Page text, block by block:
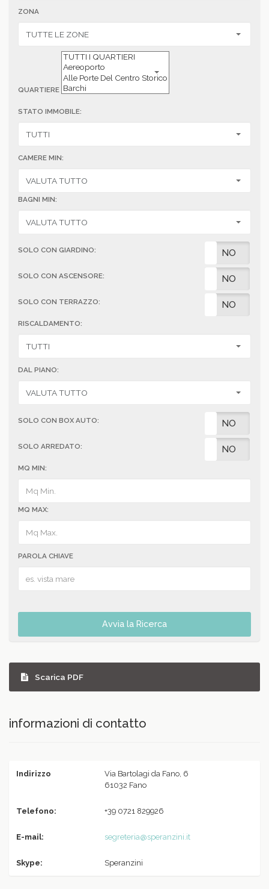
ZONA
QUARTIERE
STATO IMMOBILE:
CAMERE MIN:
BAGNI MIN:
SOLO CON GIARDINO: NO
SOLO CON ASCENSORE: NO
SOLO CON TERRAZZO: NO
RISCALDAMENTO:
DAL PIANO:
SOLO CON BOX AUTO: NO
SOLO ARREDATO: NO
MQ MIN:
MQ MAX:
PAROLA CHIAVE
Avvia la Ricerca
Scarica PDF
informazioni di contatto
Indirizzo
Via Bartolagi da Fano, 6
61032 Fano
Telefono: +39 0721 829926
E-mail: segreteria@speranzini.it
Skype: Speranzini